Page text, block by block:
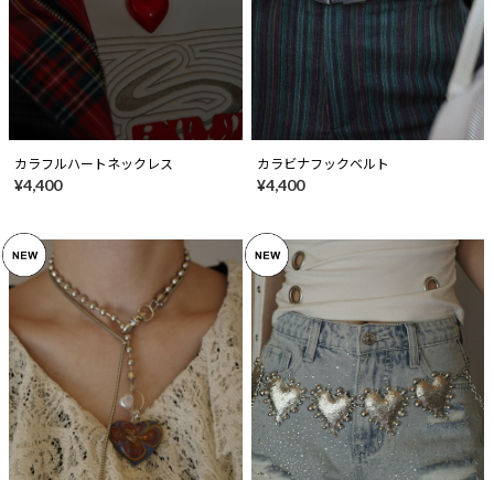
カラフルハートネックレス
¥4,400
カラビナフックベルト
¥4,400